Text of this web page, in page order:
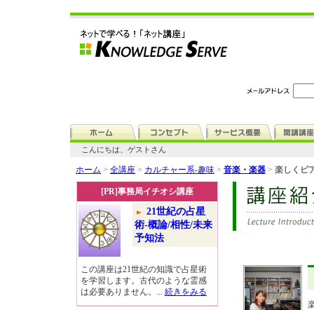
こんにちは、ゲストさん
ホーム > 全講座 > カルチャー系-趣味 > 音楽・楽器 > 楽しくピ
[PR]事務局イチオシ講座
21世紀の占星
術-概論/相性/未来
予知法
この講座は21世紀の知識で占星術
を学習します。古代のような霊感
は必要ありません。... 続きをみる